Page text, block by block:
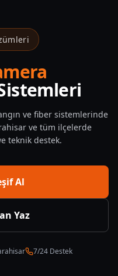
ve fiber sistemlerinde
ve tüm ilçelerde
teknik destek.
Al
Yaz
7/24 Destek